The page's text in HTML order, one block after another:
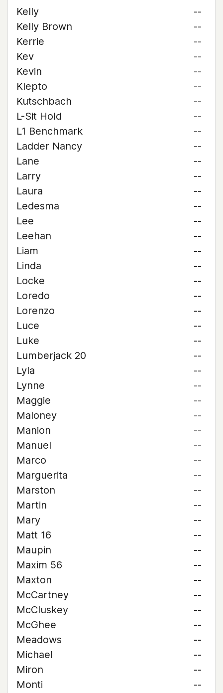
Kelly
--
Kelly Brown
--
Kerrie
--
Kev
--
Kevin
--
Klepto
--
Kutschbach
--
L-Sit Hold
--
L1 Benchmark
--
Ladder Nancy
--
Lane
--
Larry
--
Laura
--
Ledesma
--
Lee
--
Leehan
--
Liam
--
Linda
--
Locke
--
Loredo
--
Lorenzo
--
Luce
--
Luke
--
Lumberjack 20
--
Lyla
--
Lynne
--
Maggie
--
Maloney
--
Manion
--
Manuel
--
Marco
--
Marguerita
--
Marston
--
Martin
--
Mary
--
Matt 16
--
Maupin
--
Maxim 56
--
Maxton
--
McCartney
--
McCluskey
--
McGhee
--
Meadows
--
Michael
--
Miron
--
Monti
--